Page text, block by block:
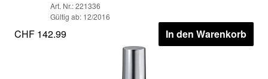
Art. Nr.: 221336
Gültig ab: 12/2016
CHF 142.99 In den Warenkorb